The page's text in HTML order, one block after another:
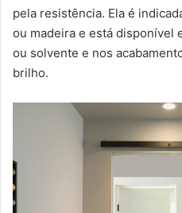
pela resistência. Ela é
ou madeira e está disponível
ou solvente e nos
brilho.